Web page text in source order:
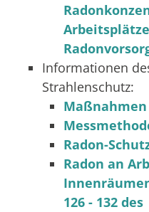
Informationen
Strahlenschutz:
Maßnahmen
Radon-
Radon an
126 - 132 des